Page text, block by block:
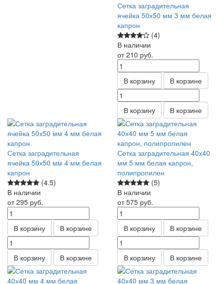
Сетка заградительная
ячейка 50х50 мм 3 мм белая
капрон
(4)
В наличии
от 210 руб.
В корзину В корзине
В корзину В корзине
Сетка заградительная
ячейка 50х50 мм 4 мм белая
капрон
(4.5)
В наличии
от 295 руб.
В корзину В корзине
В корзину В корзине
Сетка заградительная 40х40
мм 5 мм белая капрон,
полипропилен
(5)
В наличии
от 575 руб.
В корзину В корзине
В корзину В корзине